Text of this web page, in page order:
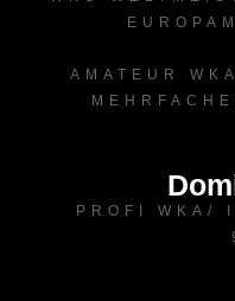
AMATEUR
PROFI WKA/